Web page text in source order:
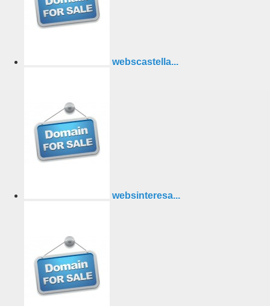
webscastella...
websinteresa...